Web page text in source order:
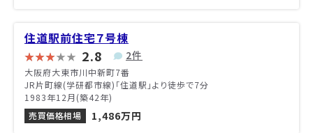
住道駅前住宅７号棟
2.8 2件
大阪府大東市川中新町7番
JR片町線(学研都市線)「住道駅」より徒歩で7分
1983年12月(築42年)
売買価格相場
1,486万円